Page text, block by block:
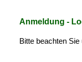
Anmeldung -
Bitte beachten Sie